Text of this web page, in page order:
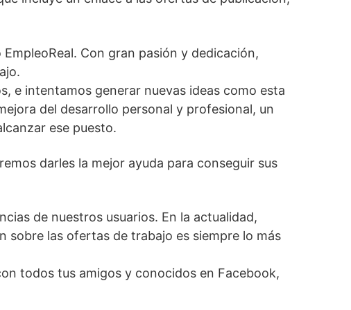
Con gran pasión y dedicación,
e intentamos generar nuevas ideas como esta
del desarrollo personal y profesional, un
ese puesto.
darles la mejor ayuda para conseguir sus
de nuestros usuarios. En la actualidad,
sobre las ofertas de trabajo es siempre lo más
todos tus amigos y conocidos en Facebook,